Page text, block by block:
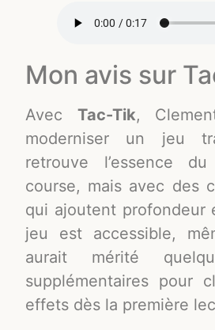
Mon avis sur
Avec Tac-Tik,
moderniser un jeu
retrouve l’essence
course, mais avec des
qui ajoutent profondeur
jeu est accessible,
aurait mérité
supplémentaires pour
effets dès la première